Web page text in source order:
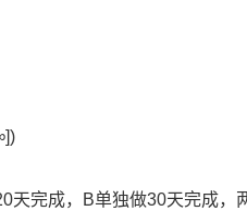
天完成，B单独做30天完成，